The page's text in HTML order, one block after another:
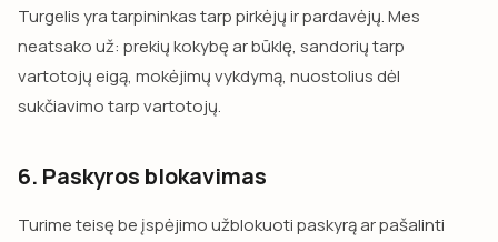
Turgelis yra tarpininkas tarp pirkėjų ir pardavėjų. Mes
neatsako už: prekių kokybę ar būklę, sandorių tarp
vartotojų eigą, mokėjimų vykdymą, nuostolius dėl
sukčiavimo tarp vartotojų.
6. Paskyros blokavimas
Turime teisę be įspėjimo užblokuoti paskyrą ar pašalinti